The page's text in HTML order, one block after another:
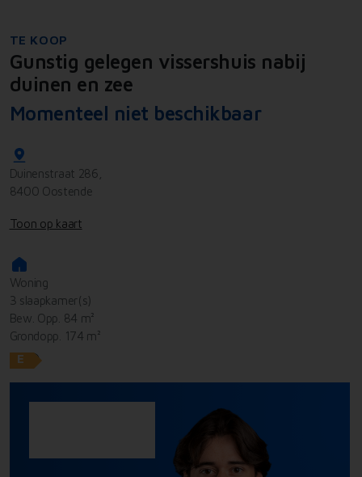
TE KOOP
Gunstig gelegen vissershuis nabij
duinen en zee
Momenteel niet beschikbaar
Duinenstraat 286,
8400 Oostende
Toon op kaart
Woning
3 slaapkamer(s)
Bew. Opp. 84 m²
Grondopp. 174 m²
E
ⓘ